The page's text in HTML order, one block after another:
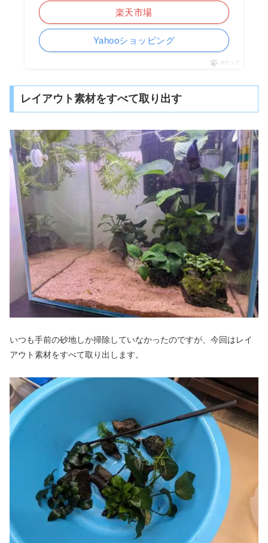
楽天市場
Yahooショッピング
ポチップ
レイアウト素材をすべて取り出す
いつも手前の砂地しか掃除していなかったのですが、今回はレイ
アウト素材をすべて取り出します。